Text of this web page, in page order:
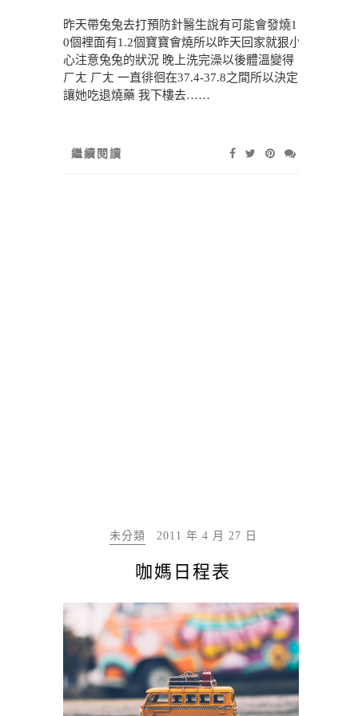
昨天帶兔兔去打預防針醫生說有可能會發燒1
0個裡面有1.2個寶寶會燒所以昨天回家就狠小
心注意兔兔的狀況 晚上洗完澡以後體溫變得
ㄏㄤ ㄏㄤ 一直徘徊在37.4-37.8之間所以決定
讓她吃退燒藥 我下樓去……
繼續閱讀
未分類 2011 年 4 月 27 日
咖媽日程表